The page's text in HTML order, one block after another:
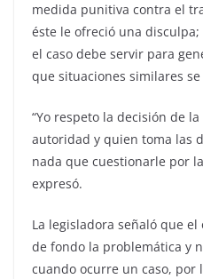
medida punitiva contra el
éste le ofreció una
el caso debe servir para
que situaciones similares
“Yo respeto la decisión de
autoridad y quien toma las
nada que cuestionarle por
expresó.
La legisladora señaló que
de fondo la problemática y
cuando ocurre un caso, por